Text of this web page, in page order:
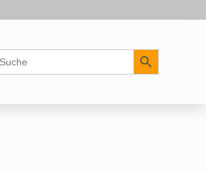
Search Button